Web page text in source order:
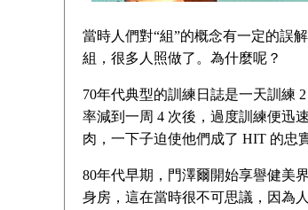
當時人們對“組”的概念有一定的誤
組，很多人照做了。為什麼呢？
70年代典型的訓練日誌是一天訓練
率減到一周 4 次後，過度訓練便迅
肉，一下子迫使他們成了 HIT 的忠
80年代早期，門澤爾開始享譽健美
身房，這在當時很不可思議，因為